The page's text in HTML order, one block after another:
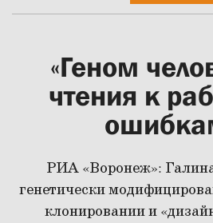
«Геном
чтения к
РИА «Воронеж»:
генетически
клонировании и